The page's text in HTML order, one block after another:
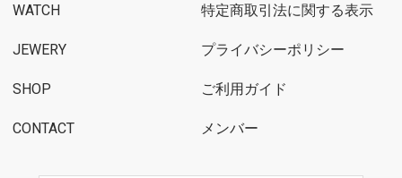
WATCH
JEWERY
SHOP
CONTACT
特定商取引法に関する表示
プライバシーポリシー
ご利用ガイド
メンバー